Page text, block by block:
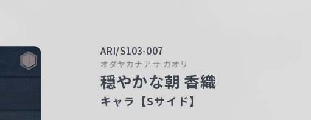
ARI/S103-007
オダヤカナアサ カオリ
穏やかな朝 香織
キャラ【Sサイド】